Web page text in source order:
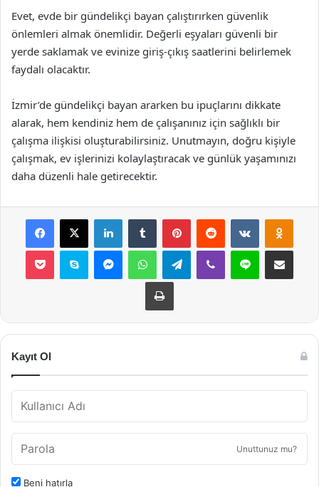
Evet, evde bir gündelikçi bayan çalıştırırken güvenlik
önlemleri almak önemlidir. Değerli eşyaları güvenli bir
yerde saklamak ve evinize giriş-çıkış saatlerini belirlemek
faydalı olacaktır.
İzmir’de gündelikçi bayan ararken bu ipuçlarını dikkate
alarak, hem kendiniz hem de çalışanınız için sağlıklı bir
çalışma ilişkisi oluşturabilirsiniz. Unutmayın, doğru kişiyle
çalışmak, ev işlerinizi kolaylaştıracak ve günlük yaşamınızı
daha düzenli hale getirecektir.
Facebook
X LinkedInTumblr PinterestReddit VKontakte
Pocket Skype MessengerWhatsAppTelegramViber Line E-Posta ile
Yazdır
Kayıt Ol
Unuttunuz mu?
Beni hatırla